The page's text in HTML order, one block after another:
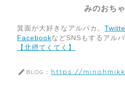
みのおち
箕面が大好きなアルパカ。
FacebookなどSNSもするアル
【北摂てくてく】
BLOG： https://